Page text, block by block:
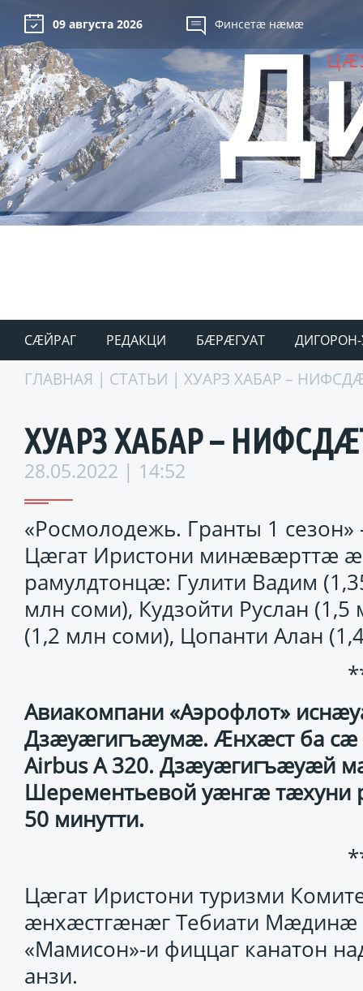
09 августа 2026 Финсетæ нæмæ
СÆЙРАГ РЕДАКЦИ БÆРÆГУАТ ДИГОРОН-
ГЛАВНАЯ | СТАТЬИ | ХУАРЗ ХАБАР –
ХУАРЗ ХАБАР –
28.05.2022 | 14:52
«Росмолодежь. Гранты 1
Цæгат Иристони минæвæрттæ
рамулдтонцæ: Гулити Вадим
млн соми), Кудзойти Руслан
(1,2 млн соми), Цопанти Алан
Авиакомпани «Аэрофлот»
Дзæуæгигъæумæ. Æнхæст ба
Airbus A 320. Дзæуæгигъæуæй
Шерементьевой уæнгæ тæхуни
50 минутти.
Цæгат Иристони туризми
æнхæстгæнæг Тебиати Мæдинæ
«Мамисон»-и фиццаг канатон
анзи.